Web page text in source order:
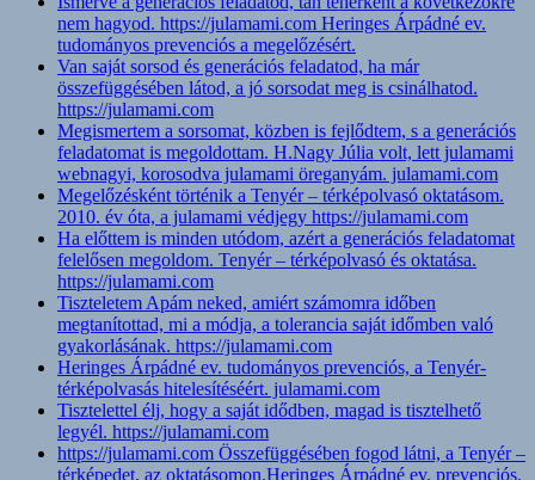
nem hagyod. https://julamami.com Heringes Árpádné ev.
tudományos prevenciós a megelőzésért.
Van saját sorsod és generációs feladatod, ha már
összefüggésében látod, a jó sorsodat meg is csinálhatod.
https://julamami.com
Megismertem a sorsomat, közben is fejlődtem, s a generációs
feladatomat is megoldottam. H.Nagy Júlia volt, lett julamami
webnagyi, korosodva julamami öreganyám. julamami.com
Megelőzésként történik a Tenyér – térképolvasó oktatásom.
2010. év óta, a julamami védjegy https://julamami.com
Ha előttem is minden utódom, azért a generációs feladatomat
felelősen megoldom. Tenyér – térképolvasó és oktatása.
https://julamami.com
Tiszteletem Apám neked, amiért számomra időben
megtanítottad, mi a módja, a tolerancia saját időmben való
gyakorlásának. https://julamami.com
Heringes Árpádné ev. tudományos prevenciós, a Tenyér-
térképolvasás hitelesítéséért. julamami.com
Tisztelettel élj, hogy a saját idődben, magad is tisztelhető
legyél. https://julamami.com
https://julamami.com Összefüggésében fogod látni, a Tenyér –
térképedet, az oktatásomon.Heringes Árpádné ev. prevenciós.